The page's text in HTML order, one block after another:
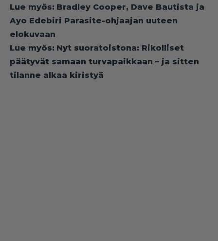
Lue myös: Bradley Cooper, Dave Bautista ja
Ayo Edebiri Parasite-ohjaajan uuteen
elokuvaan
Lue myös: Nyt suoratoistona: Rikolliset
päätyvät samaan turvapaikkaan – ja sitten
tilanne alkaa kiristyä